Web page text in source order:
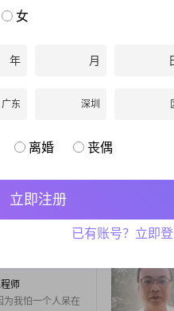
职业
来没有被爱过！
职业
我的月收入在
虽然我的
心##3002##我性
的责任感##3002##
跟TA联系
师
为我怕一个人呆在
女
年 月
广东 深圳
离婚 丧偶
立即注册
已有账号？立即